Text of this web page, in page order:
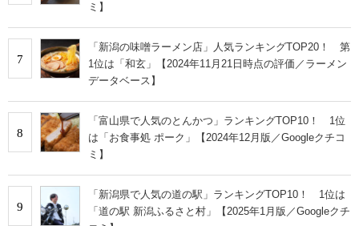
ミ】
7
「新潟の味噌ラーメン店」人気ランキングTOP20！ 第
1位は「和玄」【2024年11月21日時点の評価／ラーメン
データベース】
8
「富山県で人気のとんかつ」ランキングTOP10！ 1位
は「お食事処 ポーク」【2024年12月版／Googleクチコ
ミ】
9
「新潟県で人気の道の駅」ランキングTOP10！ 1位は
「道の駅 新潟ふるさと村」【2025年1月版／Googleクチ